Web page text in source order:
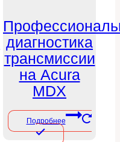
диагностика
трансмиссии
на Acura
MDX
Подробнее